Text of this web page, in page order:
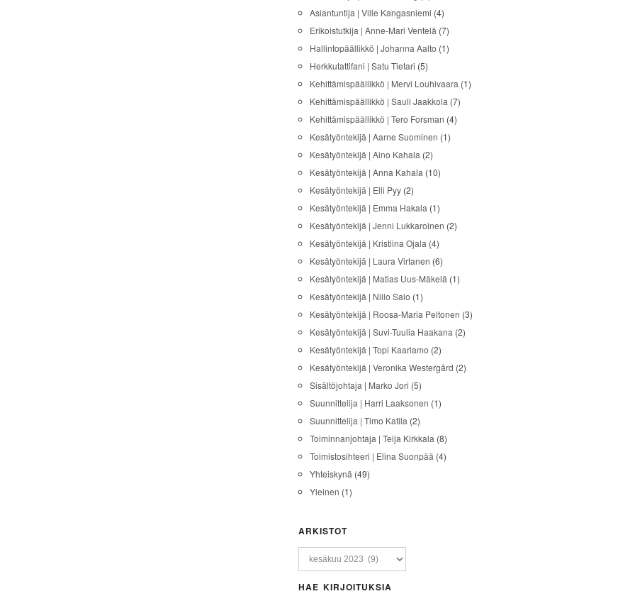
Asiantuntija | Ville Kangasniemi (4)
Erikoistutkija | Anne-Mari Ventelä (7)
Hallintopäällikkö | Johanna Aalto (1)
Herkkutattifani | Satu Tietari (5)
Kehittämispäällikkö | Mervi Louhivaara (1)
Kehittämispäällikkö | Sauli Jaakkola (7)
Kehittämispäällikkö | Tero Forsman (4)
Kesätyöntekijä | Aarne Suominen (1)
Kesätyöntekijä | Aino Kahala (2)
Kesätyöntekijä | Anna Kahala (10)
Kesätyöntekijä | Elli Pyy (2)
Kesätyöntekijä | Emma Hakala (1)
Kesätyöntekijä | Jenni Lukkaroinen (2)
Kesätyöntekijä | Kristiina Ojala (4)
Kesätyöntekijä | Laura Virtanen (6)
Kesätyöntekijä | Matias Uus-Mäkelä (1)
Kesätyöntekijä | Niilo Salo (1)
Kesätyöntekijä | Roosa-Maria Peltonen (3)
Kesätyöntekijä | Suvi-Tuulia Haakana (2)
Kesätyöntekijä | Topi Kaarlamo (2)
Kesätyöntekijä | Veronika Westergård (2)
Sisältöjohtaja | Marko Jori (5)
Suunnittelija | Harri Laaksonen (1)
Suunnittelija | Timo Katila (2)
Toiminnanjohtaja | Teija Kirkkala (8)
Toimistosihteeri | Elina Suonpää (4)
Yhteiskynä (49)
Yleinen (1)
ARKISTOT
HAE KIRJOITUKSIA